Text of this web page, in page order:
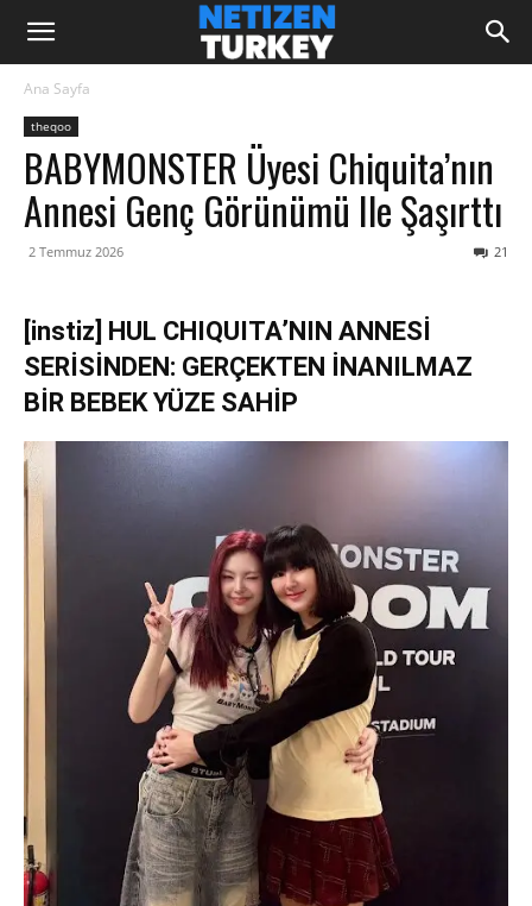
Ana Sayfa
theqoo
BABYMONSTER Üyesi Chiquita’nın
Annesi Genç Görünümü Ile Şaşırttı
2 Temmuz 2026 21
[instiz] HUL CHIQUITA’NIN ANNESİ
SERİSİNDEN: GERÇEKTEN İNANILMAZ
BİR BEBEK YÜZE SAHİP